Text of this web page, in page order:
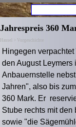
Direkt zum Seiteninhalt
Jahrespreis 360
Hassel > Vorgeschichte
Hingegen
den August
Anbauernstelle
Jahren", also bis
360 Mark. Er
Stube rechts mit
sowie "die